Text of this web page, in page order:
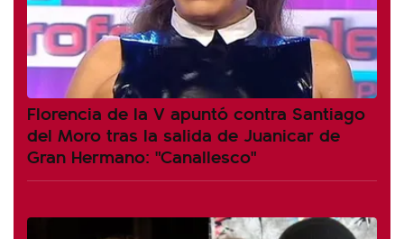
Florencia de la V apuntó contra Santiago
del Moro tras la salida de Juanicar de
Gran Hermano: "Canallesco"